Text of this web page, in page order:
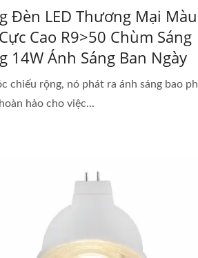
Đèn LED Thương Mại
Cao R9>50 Chùm Sáng
14W Ánh Sáng Ban Ngày
chiếu rộng, nó phát ra ánh sáng bao
hảo cho việc...